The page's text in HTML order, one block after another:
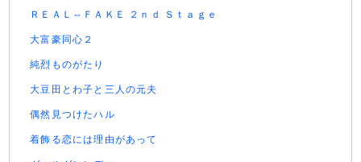
ＲＥＡＬ⇔ＦＡＫＥ ２ｎｄ Ｓｔａｇｅ
大富豪同心２
純烈ものがたり
大豆田とわ子と三人の元夫
偶然見つけたハル
着飾る恋には理由があって